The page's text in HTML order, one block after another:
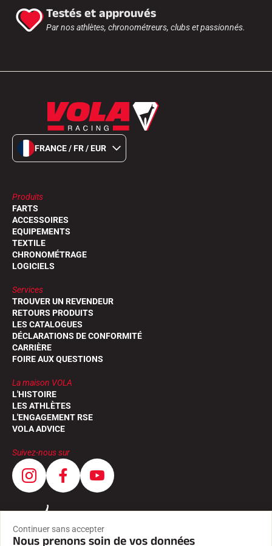
Testés et approuvés
Par nos athlètes, chronométreurs, clubs et passionnés.
FRANCE / FR / EUR
Produits
FARTS
ACCESSOIRES
EQUIPEMENTS
TEXTILE
CHRONOMÉTRAGE
LOGICIELS
Services
TROUVER UN REVENDEUR
RETOURS PRODUITS
LES CATALOGUES
DÉCLARATIONS DE CONFORMITÉ
CARRIÈRE
FOIRE AUX QUESTIONS
La maison VOLA
L'HISTOIRE
LES ATHLÈTES
L'ENGAGEMENT RSE
VOLA ADVICE
Suivez-nous sur
Continuer sans accepter
Nous prenons soin de vos données